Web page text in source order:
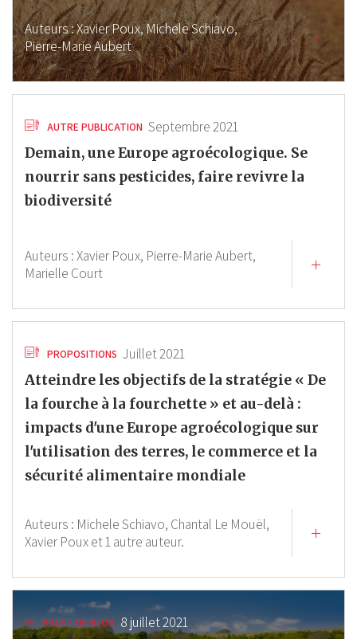
Auteurs :Xavier Poux,Michele Schiavo,
Pierre-Marie Aubert
AUTRE PUBLICATION Septembre 2021
Demain, une Europe agroécologique. Se
nourrir sans pesticides, faire revivre la
biodiversité
Auteurs :Xavier Poux, Pierre-Marie Aubert,
Marielle Court
PROPOSITIONS Juillet 2021
Atteindre les objectifs de la stratégie « De
la fourche à la fourchette » et au-delà :
impacts d'une Europe agroécologique sur
l'utilisation des terres, le commerce et la
sécurité alimentaire mondiale
Auteurs : Michele Schiavo, Chantal Le Mouël,
Xavier Pouxet 1 autre auteur.
BILLET DE BLOG 8 juillet 2021